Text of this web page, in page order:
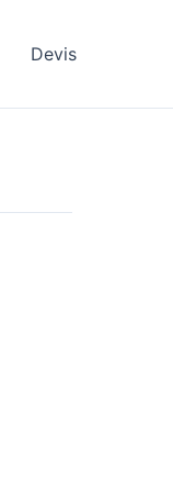
Devis